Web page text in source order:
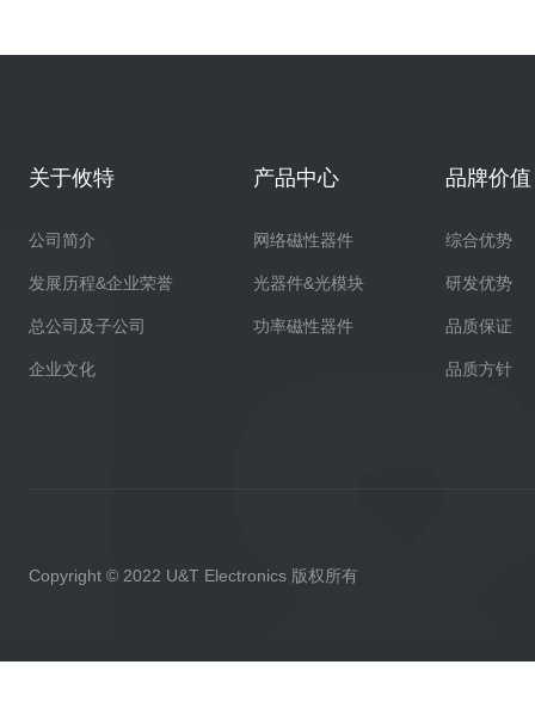
关于攸特
公司简介
发展历程&企业荣誉
总公司及子公司
企业文化
产品中心
网络磁性器件
光器件&光模块
功率磁性器件
品牌价值
综合优势
研发优势
品质保证
品质方针
Copyright © 2022 U&T Electronics 版权所有